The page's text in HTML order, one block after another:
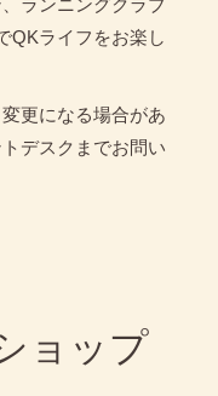
QKライフをお楽し
更になる場合があ
デスクまでお問い
ョップ